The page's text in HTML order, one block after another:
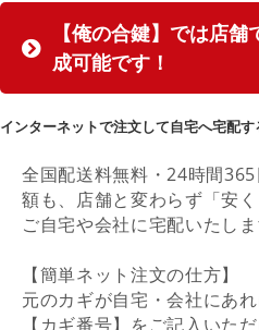
【俺の合鍵】では店
成可能です！
インターネットで注文して自宅へ宅配
全国配送料無料・24時間
額も、店舗と変わらず「安
ご自宅や会社に宅配いたしま
【簡単ネット注文の仕方】
元のカギが自宅・会社にあ
【カギ番号】をご記入いた